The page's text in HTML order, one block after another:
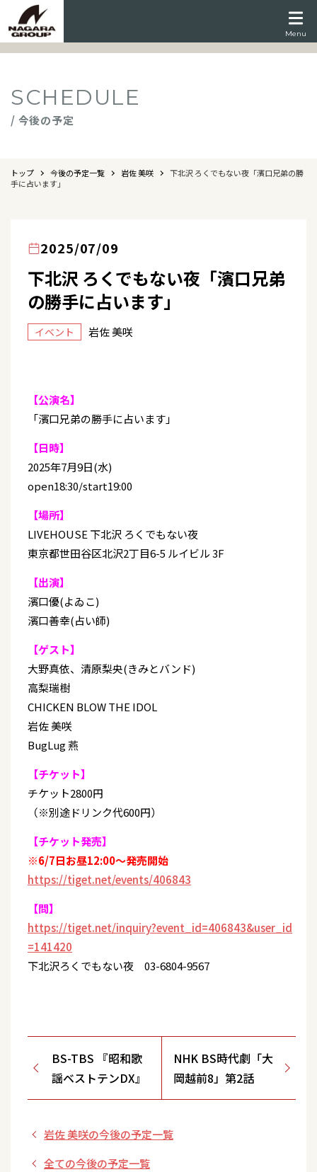
Menu
SCHEDULE
/ 今後の予定
トップ 今後の予定一覧 岩佐 美咲
下北沢 ろくでもない夜「濱口兄弟の勝
手に占います」
2025/07/09
下北沢 ろくでもない夜「濱口兄弟
の勝手に占います」
イベント 岩佐 美咲
【公演名】
「濱口兄弟の勝手に占います」
【日時】
2025年7月9日(水)
open18:30/start19:00
【場所】
LIVEHOUSE 下北沢 ろくでもない夜
東京都世田谷区北沢2丁目6-5 ルイビル 3F
【出演】
濱口優(よゐこ)
濱口善幸(占い師)
【ゲスト】
大野真依、清原梨央(きみとバンド)
高梨瑞樹
CHICKEN BLOW THE IDOL
岩佐 美咲
BugLug 燕
【チケット】
チケット2800円
（※別途ドリンク代600円）
【チケット発売】
※6/7日お昼12:00～発売開始
https://tiget.net/events/406843
【問】
https://tiget.net/inquiry?event_id=406843&user_id
=141420
下北沢ろくでもない夜 03-6804-9567
BS-TBS 『昭和歌
謡ベストテンDX』
NHK BS時代劇「大
岡越前8」第2話
岩佐 美咲の今後の予定一覧
全ての今後の予定一覧